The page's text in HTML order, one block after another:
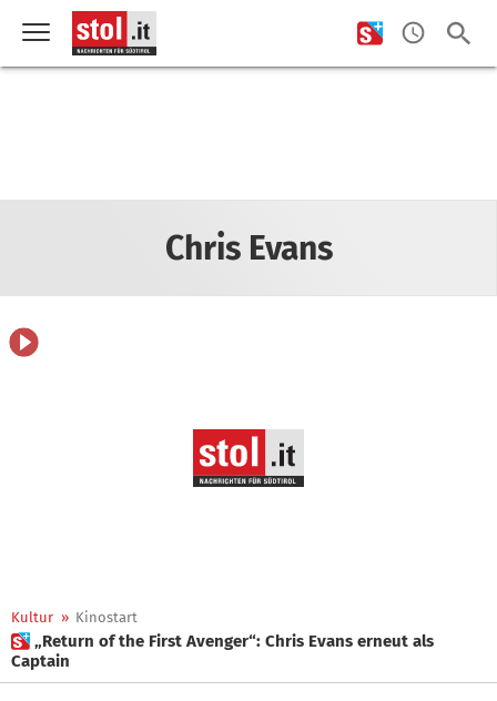
Chris Evans
Kultur » Kinostart
 „Return of the First Avenger“: Chris Evans erneut als
Captain